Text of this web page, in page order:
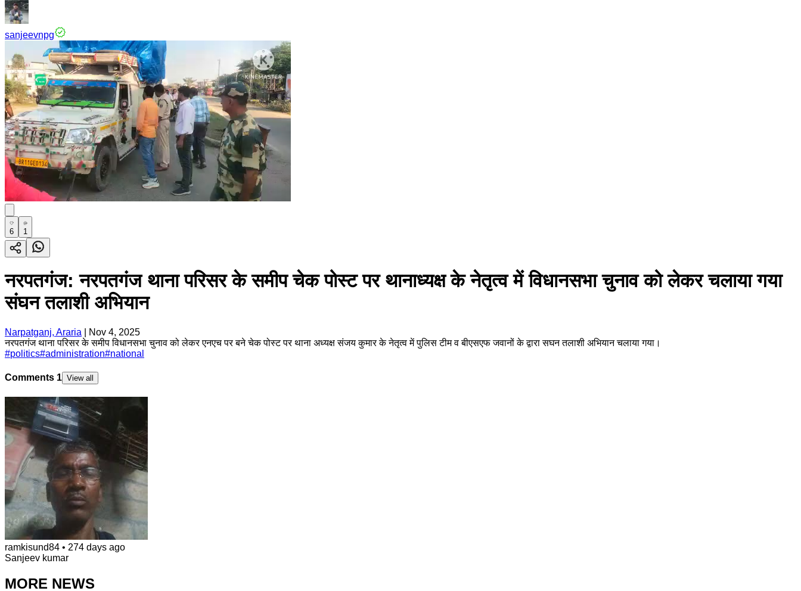
sanjeevnpg
6 1
नरपतगंज: नरपतगंज थाना परिसर के समीप चेक पोस्ट पर थानाध्यक्ष के नेतृत्व में विधानसभा चुनाव को लेकर चलाया गया
संघन तलाशी अभियान
Narpatganj, Araria
Nov 4, 2025
नरपतगंज थाना परिसर के समीप विधानसभा चुनाव को लेकर एनएच पर बने चेक पोस्ट पर थाना अध्यक्ष संजय कुमार के नेतृत्व में पुलिस टीम व बीएसएफ जवानों के द्वारा सघन तलाशी अभियान चलाया गया।
#politics#administration#national
Comments 1 View all
ramkisund84 • 274 days ago
Sanjeev kumar
MORE NEWS